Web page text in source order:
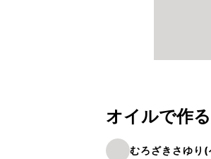
オイルで作
むろざきさゆり(